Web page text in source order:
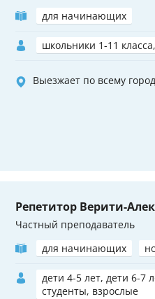
для начинающих
школьники 1-11
Выезжает по всему
Репетитор Верити-
Частный преподаватель
для начинающих
дети 4-5 лет, дети 6-7
студенты, взрослые